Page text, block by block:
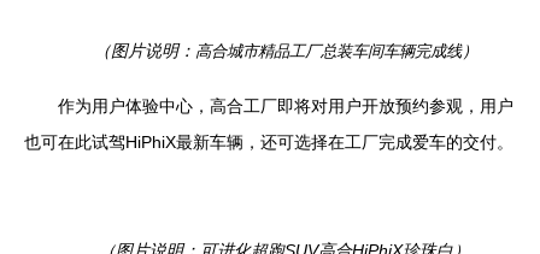
（图片说明： 高合城市精品工厂总装车间车辆完成线）
作为用户体验中心，高合工厂即将对用户开放预约参观，用户
也可在此试驾HiPhiX最新车辆，还可选择在工厂完成爱车的交付。